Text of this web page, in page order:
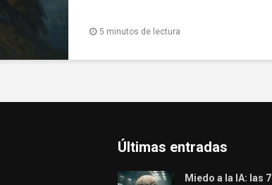
5 minutos de lectura
Últimas entradas
Miedo a la IA: las 7